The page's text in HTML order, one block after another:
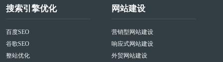
搜索引擎优化
百度SEO
谷歌SEO
整站优化
网站建设
营销型网站建设
响应式网站建设
外贸网站建设